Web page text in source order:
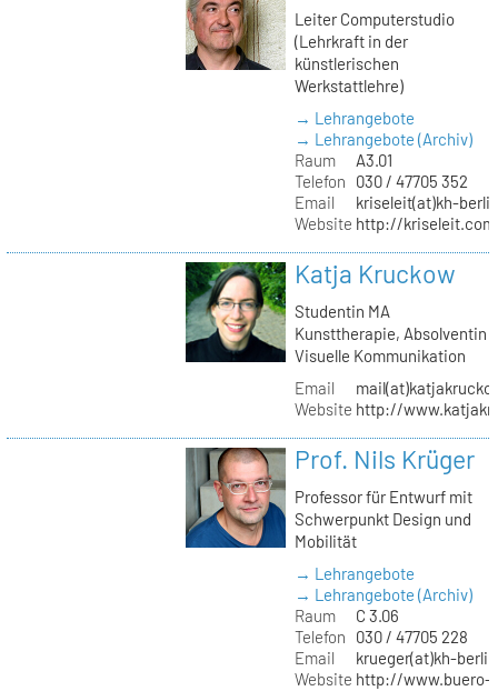
Leiter Computerstudio
(Lehrkraft in der
künstlerischen
Werkstattlehre)
→ Lehrangebote
→ Lehrangebote (Archiv)
Raum
A3.01
Telefon
030 / 47705 352
Email
kriseleit(at)kh-
Website http://kriseleit.com
Katja Kruckow
Studentin MA
Kunsttherapie, Absolventin
Visuelle Kommunikation
Email
Website http://
Prof. Nils Krüger
Professor für Entwurf mit
Schwerpunkt Design und
Mobilität
→ Lehrangebote
→ Lehrangebote (Archiv)
Raum
C 3.06
Telefon
030 / 47705 228
Email
krueger(at)kh-
Website http://www.buero-